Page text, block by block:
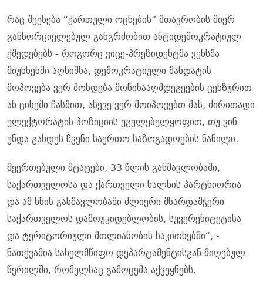
რაც შეეხება “ქართული ოცნების” მთავრობის მიერ
განხორციელებულ განგრძობით ანტიდემოკრატიულ
ქმედებებს - როგორც ვიცე-პრეზიდენტმა ვენსმა
მიუნხენში აღნიშნა, დემოკრატიული მანდატის
მოპოვება ვერ მოხდება მოწინააღმდეგეების ცენზურით
ან ციხეში ჩასმით, ასევე ვერ მოიპოვებთ მას, ძირითადი
ელექტორატის პოზიციის უგულებელყოფით, თუ ვინ
უნდა გახდეს ჩვენი საერთო საზოგადოების ნაწილი.
შეერთებული შტატები, 33 წლის განმავლობაში,
საქართველოსა და ქართველი ხალხის პარტნიორია
და ამ ხნის განმავლობაში ძლიერი მხარდამჭერი
საქართველოს დამოუკიდებლობის, სუვერენიტეტისა
და ტერიტორიული მთლიანობის საკითხებში“, -
ნათქვამია სახელმწიფო დეპარტამენტისგან მიღებულ
წერილში, რომელსაც გამოცემა აქვეყნებს.